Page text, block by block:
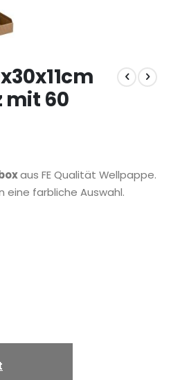
mit 60
aus FE Qualität Wellpappe.
eine farbliche Auswahl.